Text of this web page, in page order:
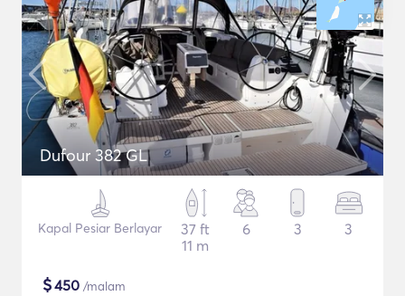
Dufour 382 GL
Kapal Pesiar Berlayar
37 ft
11 m
6 3 3
$450 /malam